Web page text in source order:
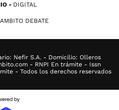
DIGITAL
AMBITO DEBATE
Nefir S.A. - Domicilio: Olleros
- RNPI En trámite - Issn
- Todos los derechos reservados